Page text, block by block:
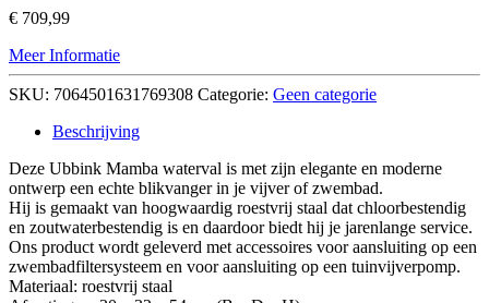
€ 709,99
Meer Informatie
SKU: 7064501631769308 Categorie: Geen categorie
Beschrijving
Deze Ubbink Mamba waterval is met zijn elegante en moderne
ontwerp een echte blikvanger in je vijver of zwembad.
Hij is gemaakt van hoogwaardig roestvrij staal dat chloorbestendig
en zoutwaterbestendig is en daardoor biedt hij je jarenlange service.
Ons product wordt geleverd met accessoires voor aansluiting op een
zwembadfiltersysteem en voor aansluiting op een tuinvijverpomp.
Materiaal: roestvrij staal